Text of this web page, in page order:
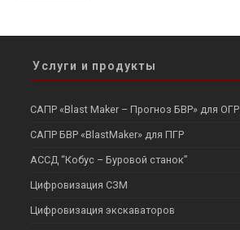
Услуги и продукты
САПР «Blast Maker – Прогноз БВР» для ОГР
САПР БВР «BlastMaker» для ПГР
АССД “Кобус – Буровой станок”
Цифровизация СЗМ
Цифровизация экскаваторов